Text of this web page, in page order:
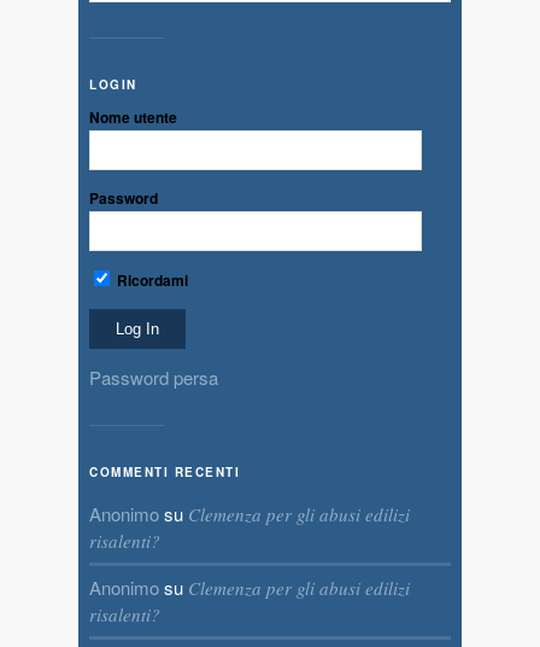
LOGIN
Nome utente
Password
Ricordami
Password persa
COMMENTI RECENTI
Anonimosu Clemenza per gli abusi edilizi
risalenti?
Anonimosu Clemenza per gli abusi edilizi
risalenti?